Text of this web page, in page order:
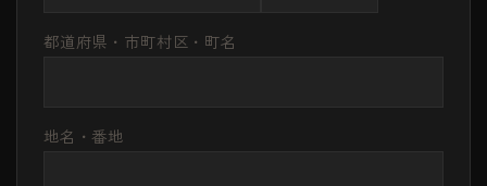
都道府県・市町村区・町名
地名・番地